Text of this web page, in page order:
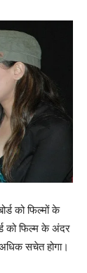
को फिल्‍मों के
को फिल्‍म के अंदर
सचेत होगा।